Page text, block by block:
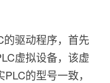
驱动程序，首先
虚拟设备，该虚
的型号一致，